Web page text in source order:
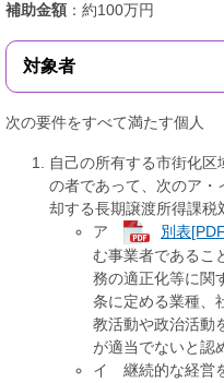
補助金額 ：約100万円
対象者
次の要件をすべて満たす個人
自己の所有する市街化
の者であって、次のア・
却する長期譲渡所得課税
ア
別表
む事業者であるこ
務の適正化等に関
条に定める業種、
教活動や政治活動
が適当でないと認
イ 継続的な経営